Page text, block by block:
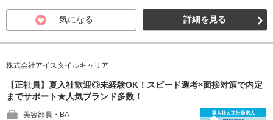
気になる 詳細を見る
株式会社アイスタイルキャリア
【正社員】夏入社歓迎◎未経験OK！スピード選考×面接対策で内定
までサポート★人気ブランド多数！
美容部員・BA